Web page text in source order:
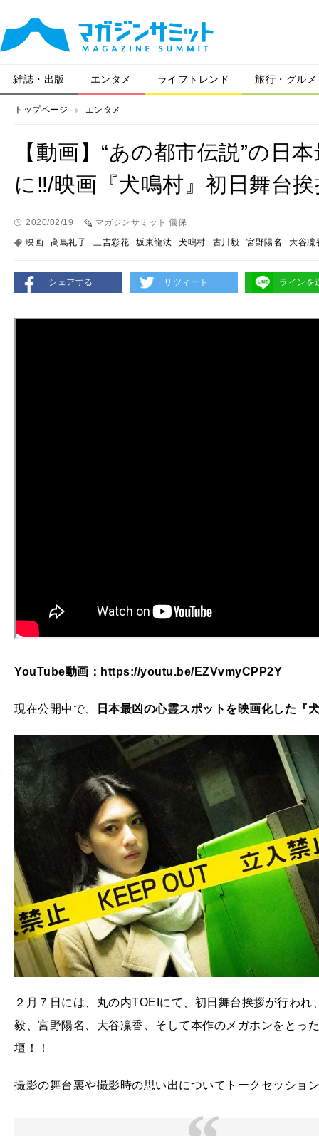
雑誌・出版 エンタメ ライフトレンド 旅行・グルメ
トップページ エンタメ
【動画】“あの都市伝説”の日
に‼/映画『犬鳴村』初日舞台
2020/02/19
マガジンサミット 儀保
映画
高島礼子 三吉彩花 坂東龍汰 犬鳴村 古川毅 宮野陽名 大谷凜
シェアする リツィート ラインを
YouTube動画：https://youtu.be/EZVvmyCPP2Y
現在公開中で、 日本最凶の心霊スポットを映画化した『
２月７日には、丸の内TOEIにて、初日舞台挨拶が行わ
毅、宮野陽名、大谷凜香、そして本作のメガホンをとっ
壇！！
撮影の舞台裏や撮影時の思い出についてトークセッショ